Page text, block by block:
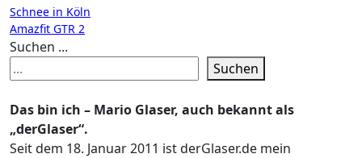
Beitragsnavigation
Schnee in Köln
Amazfit GTR 2
Suchen ...
Suchen
Das bin ich – Mario Glaser, auch bekannt als
„derGlaser“.
Seit dem 18. Januar 2011 ist derGlaser.de mein